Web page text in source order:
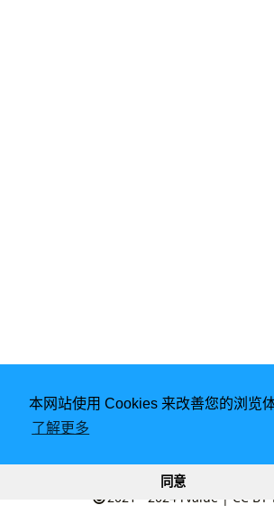
本网站使用 Cookies 来改善您的浏览
了解更多
同意
强力驱动 | 主题 -
2021 - 2024 rvalue | CC